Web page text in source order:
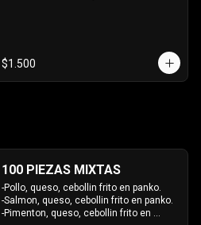
$1.500
100 PIEZAS MIXTAS
-Pollo, queso, cebollin frito en panko.
-Salmon, queso, cebollin frito en panko.
-Pimenton, queso, cebollin frito en